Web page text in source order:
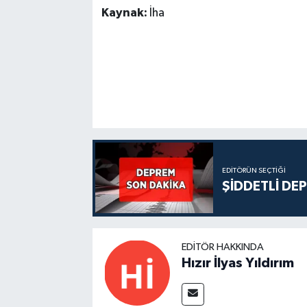
Kaynak: İha
EDITÖRÜN SEÇTIĞI
ŞİDDETLİ
EDITÖR HAKKINDA
Hızır İlyas Yıldırım